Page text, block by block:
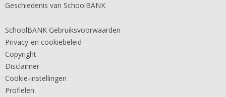
Geschiedenis van SchoolBANK
SchoolBANK Gebruiksvoorwaarden
Privacy-en cookiebeleid
Copyright
Disclaimer
Cookie-instellingen
Profielen